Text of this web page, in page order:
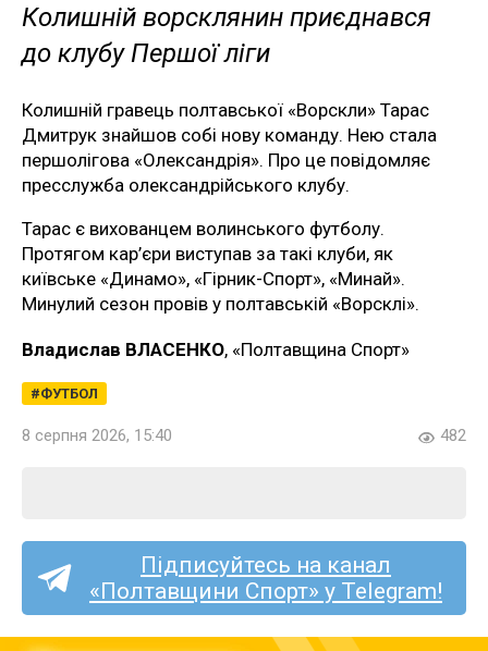
Колишній ворсклянин приєднався
до клубу Першої ліги
Колишній гравець полтавської «Ворскли» Тарас
Дмитрук знайшов собі нову команду. Нею стала
першолігова «Олександрія». Про це повідомляє
пресслужба олександрійського клубу.
Тарас є вихованцем волинського футболу.
Протягом кар’єри виступав за такі клуби, як
київське «Динамо», «Гірник-Спорт», «Минай».
Минулий сезон провів у полтавській «Ворсклі».
Владислав ВЛАСЕНКО, «Полтавщина Спорт»
ФУТБОЛ
8 серпня 2026, 15:40 482
Підписуйтесь на канал
«Полтавщини Спорт» у Telegram!